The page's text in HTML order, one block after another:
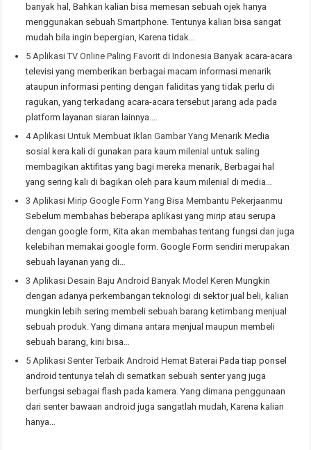
banyak hal, Bahkan kalian bisa memesan sebuah ojek hanya
menggunakan sebuah Smartphone. Tentunya kalian bisa sangat
mudah bila ingin bepergian, Karena tidak…
5 Aplikasi TV Online Paling Favorit di Indonesia Banyak acara-acara
televisi yang memberikan berbagai macam informasi menarik
ataupun informasi penting dengan faliditas yang tidak perlu di
ragukan, yang terkadang acara-acara tersebut jarang ada pada
platform layanan siaran lainnya.…
4 Aplikasi Untuk Membuat Iklan Gambar Yang Menarik Media
sosial kera kali di gunakan para kaum milenial untuk saling
membagikan aktifitas yang bagi mereka menarik, Berbagai hal
yang sering kali di bagikan oleh para kaum milenial di media…
3 Aplikasi Mirip Google Form Yang Bisa Membantu Pekerjaanmu
Sebelum membahas beberapa aplikasi yang mirip atau serupa
dengan google form, Kita akan membahas tentang fungsi dan juga
kelebihan memakai google form. Google Form sendiri merupakan
sebuah layanan yang di…
3 Aplikasi Desain Baju Android Banyak Model Keren Mungkin
dengan adanya perkembangan teknologi di sektor jual beli, kalian
mungkin lebih sering membeli sebuah barang ketimbang menjual
sebuah produk. Yang dimana antara menjual maupun membeli
sebuah barang, kini bisa…
5 Aplikasi Senter Terbaik Android Hemat Baterai Pada tiap ponsel
android tentunya telah di sematkan sebuah senter yang juga
berfungsi sebagai flash pada kamera. Yang dimana penggunaan
dari senter bawaan android juga sangatlah mudah, Karena kalian
hanya…